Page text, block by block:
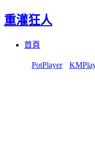
重灌狂人
首頁
PotPlayer